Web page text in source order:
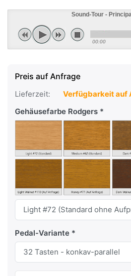
Sound-Tour -
00:00
Preis auf Anfrage
Lieferzeit:
Verfügbarkeit auf
Gehäusefarbe Rodgers
Pedal-Variante